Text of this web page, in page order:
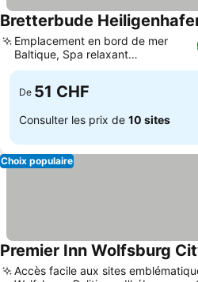
Bretterbude
Emplacement en bord de mer
Baltique, Spa relaxant
Schwitzkammer
De 51 CHF
Consulter les prix de 10 sites
Choix populaire
Premier Inn Wolfsburg
Accès facile aux sites